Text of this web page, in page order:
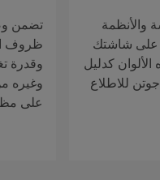
والأنظمة
على شاشتك
الألوان كدليل
للاطلاع
تضمن
ظروف
وقدرة
وغيره
على